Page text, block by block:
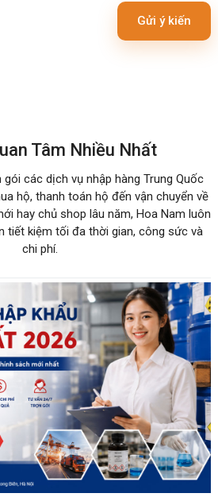
Gửi ý kiến
Tâm Nhiều Nhất
các dịch vụ nhập hàng Trung Quốc
hộ, thanh toán hộ đến vận chuyển về
hay chủ shop lâu năm, Hoa Nam luôn
tiết kiệm tối đa thời gian, công sức và
chi phí.